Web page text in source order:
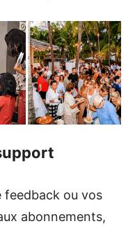
feedback ou vos
abonnements,